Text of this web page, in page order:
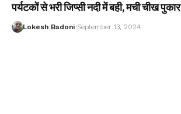
पर्यटकों से भरी जिप्सी नदी में बही, मची चीख पुकार
Lokesh Badoni September 13, 2024